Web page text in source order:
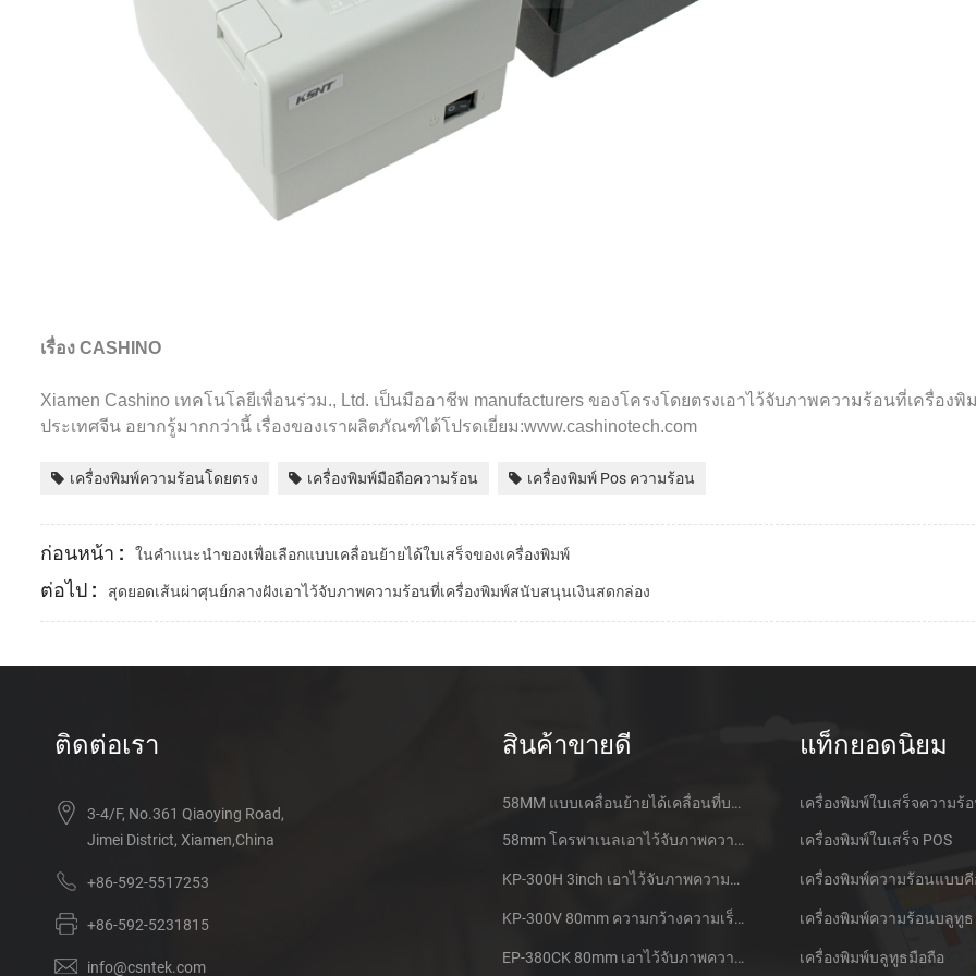
เรื่อง CASHINO
Xiamen Cashino เทคโนโลยีเพื่อนร่วม., Ltd. เป็นมืออาชีพ manufacturers ของโครงโดยตรงเอาไว้จับภาพความร้อนที่เครื่องพิ
ประเทศจีน อยากรู้มากกว่านี้ เรื่องของเราผลิตภัณฑ์ได้โปรดเยี่ยม:www.cashinotech.com
เครื่องพิมพ์ความร้อนโดยตรง เครื่องพิมพ์มือถือความร้อน เครื่องพิมพ์ Pos ความร้อน
ก่อนหน้า : ในคำแนะนำของเพื่อเลือกแบบเคลื่อนย้ายได้ใบเสร็จของเครื่องพิมพ์
ต่อไป : สุดยอดเส้นผ่าศุนย์กลางฝังเอาไว้จับภาพความร้อนที่เครื่องพิมพ์สนับสนุนเงินสดกล่อง
ติดต่อเรา
3-4/F, No.361 Qiaoying Road,
Jimei District, Xiamen,China
+86-592-5517253
+86-592-5231815
info@csntek.com
สินค้าขายดี
58MM แบบเคลื่อนย้ายได้เคลื่อนที่บลูทูธเอาไว้จับภาพความร้อนที่เครื่องพิมพ์ PTP-ฉัน
58mm โครพาเนลเอาไว้จับภาพความร้อนที่ใบเสร็จของเครื่องพิมพ์ CSN-A1
KP-300H 3inch เอาไว้จับภาพความร้อนที่ Kiosk เครื่องพิมพ์ศูนย์ควบคุม Kde ในโมดูล
KP-300V 80mm ความกว้างความเร็วสูง Kiosk เอาไว้จับภาพความร้อนที่เครื่องพิมพ์
EP-380CK 80mm เอาไว้จับภาพความร้อนที่เครื่องพิมพ์ด้วปิดล็อค
แท็กยอดนิยม
เครื่องพิมพ์ใบเสร็จความร้
เครื่องพิมพ์ใบเสร็จ POS
เครื่องพิมพ์ความร้อนแบบ
เครื่องพิมพ์ความร้อนบลูทูธ
เครื่องพิมพ์บลูทูธมือถือ